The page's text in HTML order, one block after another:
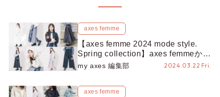
axes femme
【axes femme 2024 mode style.
Spring collection】axes femmeから
第3弾となるモードスタイル春の新
my axes 編集部 2024.03.22 Fri.
axes femme